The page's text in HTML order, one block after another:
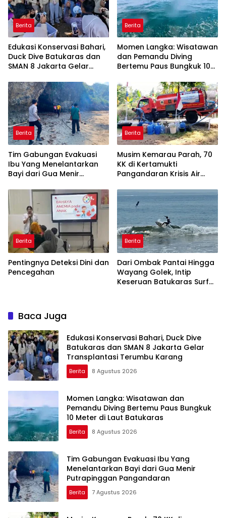
Berita
Edukasi Konservasi Bahari,
Duck Dive Batukaras dan
SMAN 8 Jakarta Gelar
Karang
Berita
Momen Langka: Wisatawan
dan Pemandu Diving
Bertemu Paus Bungkuk 10
Berita
Tim Gabungan Evakuasi
Ibu Yang Menelantarkan
Bayi dari Gua Menir
Pangandaran
Berita
Musim Kemarau Parah, 70
KK di Kertamukti
Pangandaran Krisis Air
BPBD Gerak Cepat
Berita
Pentingnya Deteksi Dini dan
Pencegahan
Berita
Dari Ombak Pantai Hingga
Wayang Golek, Intip
Keseruan Batukaras Surf
Baca Juga
Edukasi Konservasi Bahari, Duck Dive
Batukaras dan SMAN 8 Jakarta Gelar
Transplantasi Terumbu Karang
Berita 8 Agustus 2026
Momen Langka: Wisatawan dan
Pemandu Diving Bertemu Paus Bungkuk
10 Meter di Laut Batukaras
Berita 8 Agustus 2026
Tim Gabungan Evakuasi Ibu Yang
Menelantarkan Bayi dari Gua Menir
Putrapinggan Pangandaran
Berita 7 Agustus 2026